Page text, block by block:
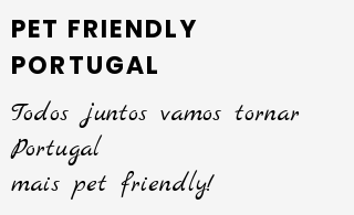
PET FRIENDLY
PORTUGAL
Todos juntos vamos tornar
Portugal
mais pet friendly!